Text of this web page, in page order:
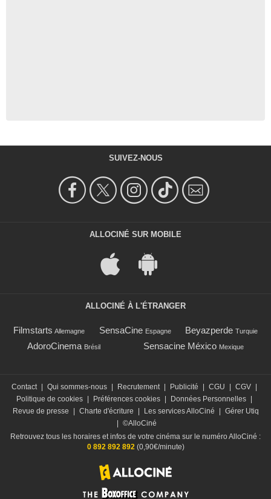
SUIVEZ-NOUS
ALLOCINÉ SUR MOBILE
ALLOCINÉ À L'ÉTRANGER
Filmstarts Allemagne SensaCine Espagne Beyazperde Turquie
AdoroCinema Brésil Sensacine México Mexique
Contact | Qui sommes-nous | Recrutement | Publicité | CGU | CGV |
Politique de cookies | Préférences cookies | Données Personnelles |
Revue de presse
| Charte d'écriture | Les services AlloCiné | Gérer Utiq
| ©AlloCiné
Retrouvez tous les horaires et infos de votre cinéma sur le numéro AlloCiné :
0 892 892 892 (0,90€/minute)